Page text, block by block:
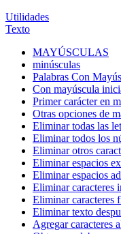
Utilidades
Texto
MAYÚSCULAS
minúsculas
Palabras Con
Con mayúscula
Primer carácter en
Otras opciones de
Eliminar todas las
Eliminar todos los
Eliminar otros
Eliminar espacios
Eliminar espacios
Eliminar caracteres
Eliminar caracteres
Eliminar texto
Agregar caracteres